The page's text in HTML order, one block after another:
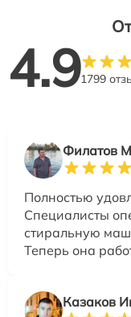
4.91799
Филатов
Полностью
Специалисты
стиральную
Теперь она
Казаков